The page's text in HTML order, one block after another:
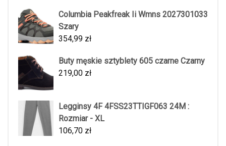
Columbia Peakfreak Ii Wmns 2027301033
Szary
354,99 zł
Buty męskie sztyblety 605 czarne Czarny
219,00 zł
Legginsy 4F 4FSS23TTIGF063 24M :
Rozmiar - XL
106,70 zł